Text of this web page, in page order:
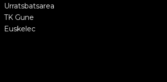
Urratsbatsarea
TK Gune
Euskelec